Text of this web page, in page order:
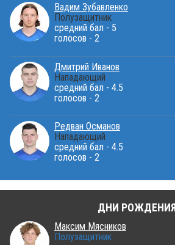
Вадим Зубавленко
Полузащитник
средний бал - 5
голосов - 2
Дмитрий Иванов
Нападающий
средний бал - 4.5
голосов - 2
Редван Османов
Нападающий
средний бал - 4.5
голосов - 2
ДНИ РОЖДЕНИЯ
Максим Мясников
Полузащитник